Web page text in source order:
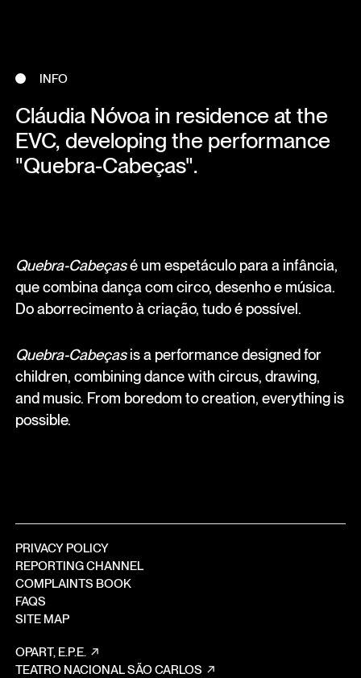
INFO
Cláudia Nóvoa in residence at the
EVC, developing the performance
"Quebra-Cabeças".
Quebra-Cabeçasé um espetáculo para a infância,
que combina dança com circo, desenho e música.
Do aborrecimento à criação, tudo é possível.
Quebra-Cabeçasis a performance designed for
children, combining dance with circus, drawing,
and music. From boredom to creation, everything is
possible.
PRIVACY POLICY
REPORTING CHANNEL
COMPLAINTS BOOK
FAQS
SITE MAP
OPART, E.P.E.
TEATRO NACIONAL SÃO CARLOS